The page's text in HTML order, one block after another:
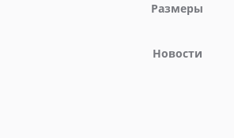
Размеры
Новости